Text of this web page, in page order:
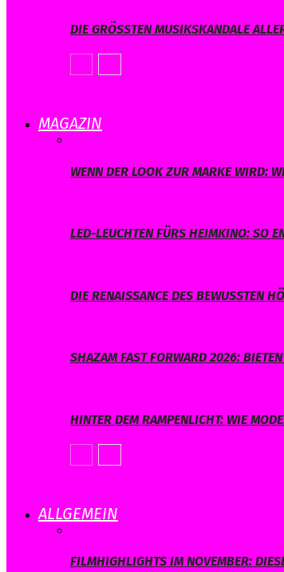
DIE GRÖSSTEN MUSIKSKANDALE
MAGAZIN
WENN DER LOOK ZUR MARKE WIRD:
LED-LEUCHTEN FÜRS HEIMKINO: SO
DIE RENAISSANCE DES BEWUSSTEN
SHAZAM FAST FORWARD 2026:
HINTER DEM RAMPENLICHT: WIE
ALLGEMEIN
FILMHIGHLIGHTS IM NOVEMBER: